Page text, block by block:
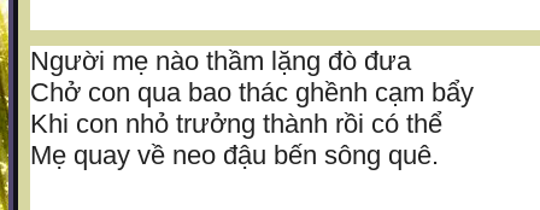
Người mẹ nào thầm lặng đò đưa
Chở con qua bao thác ghềnh cạm bẩy
Khi con nhỏ trưởng thành rồi có thể
Mẹ quay về neo đậu bến sông quê.